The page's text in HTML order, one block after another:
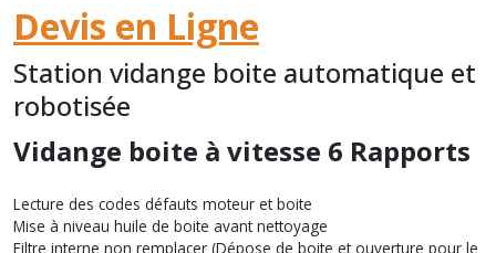
Devis en Ligne
Station vidange boite automatique et
robotisée
Vidange boite à vitesse 6 Rapports
Lecture des codes défauts moteur et boite
Mise à niveau huile de boite avant nettoyage
Filtre interne non remplacer (Dépose de boite et ouverture pour le